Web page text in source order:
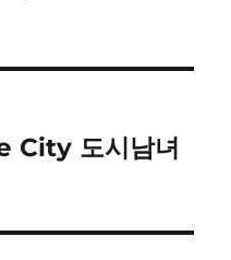
도시남녀